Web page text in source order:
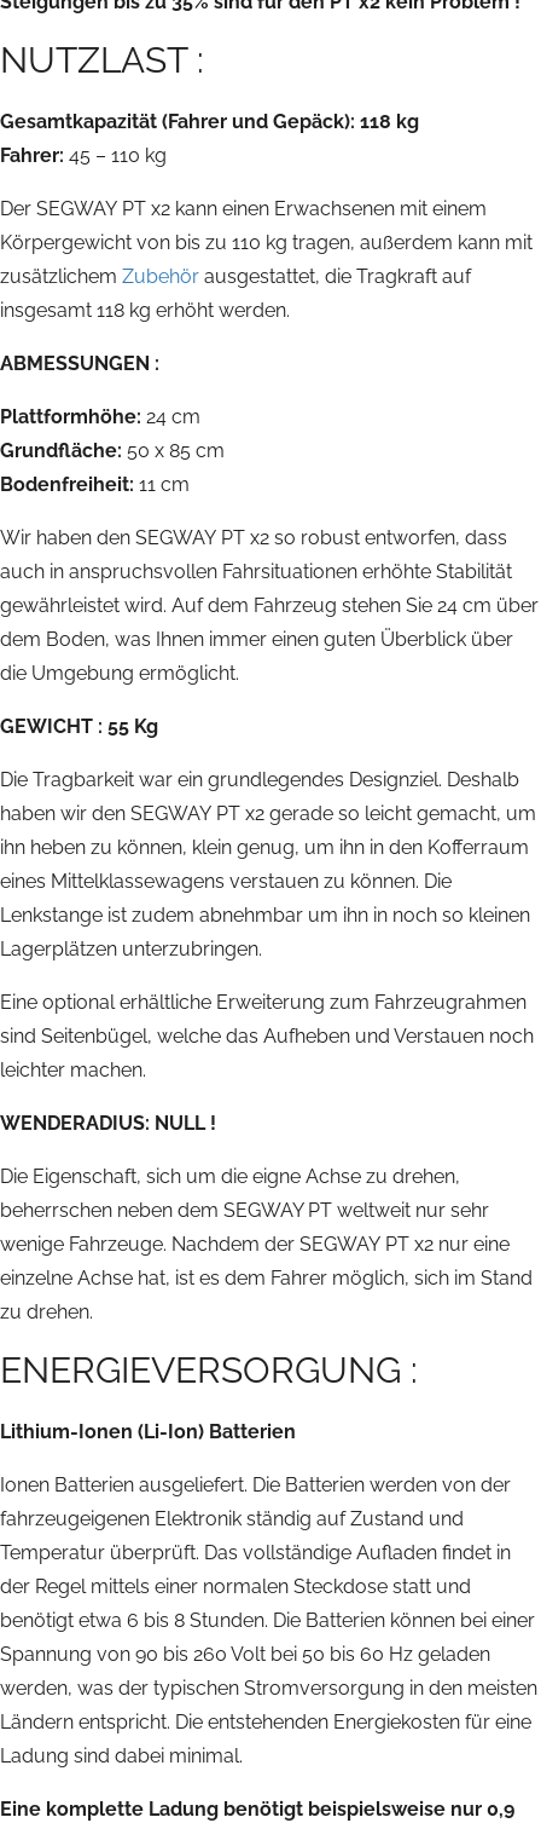
NUTZLAST :
Gesamtkapazität (Fahrer und Gepäck): 118 kg
Fahrer: 45 – 110 kg
Der SEGWAY PT x2 kann einen Erwachsenen mit einem
Körpergewicht von bis zu 110 kg tragen, außerdem kann mit
zusätzlichem Zubehör ausgestattet, die Tragkraft auf
insgesamt 118 kg erhöht werden.
ABMESSUNGEN :
Plattformhöhe: 24 cm
Grundfläche: 50 x 85 cm
Bodenfreiheit: 11 cm
Wir haben den SEGWAY PT x2 so robust entworfen, dass
auch in anspruchsvollen Fahrsituationen erhöhte Stabilität
gewährleistet wird. Auf dem Fahrzeug stehen Sie 24 cm über
dem Boden, was Ihnen immer einen guten Überblick über
die Umgebung ermöglicht.
GEWICHT : 55 Kg
Die Tragbarkeit war ein grundlegendes Designziel. Deshalb
haben wir den SEGWAY PT x2 gerade so leicht gemacht, um
ihn heben zu können, klein genug, um ihn in den Kofferraum
eines Mittelklassewagens verstauen zu können. Die
Lenkstange ist zudem abnehmbar um ihn in noch so kleinen
Lagerplätzen unterzubringen.
Eine optional erhältliche Erweiterung zum Fahrzeugrahmen
sind Seitenbügel, welche das Aufheben und Verstauen noch
leichter machen.
WENDERADIUS: NULL !
Die Eigenschaft, sich um die eigne Achse zu drehen,
beherrschen neben dem SEGWAY PT weltweit nur sehr
wenige Fahrzeuge. Nachdem der SEGWAY PT x2 nur eine
einzelne Achse hat, ist es dem Fahrer möglich, sich im Stand
zu drehen.
ENERGIEVERSORGUNG :
Lithium-Ionen (Li-Ion) Batterien
Ionen Batterien ausgeliefert. Die Batterien werden von der
fahrzeugeigenen Elektronik ständig auf Zustand und
Temperatur überprüft. Das vollständige Aufladen findet in
der Regel mittels einer normalen Steckdose statt und
benötigt etwa 6 bis 8 Stunden. Die Batterien können bei einer
Spannung von 90 bis 260 Volt bei 50 bis 60 Hz geladen
werden, was der typischen Stromversorgung in den meisten
Ländern entspricht. Die entstehenden Energiekosten für eine
Ladung sind dabei minimal.
Eine komplette Ladung benötigt beispielsweise nur 0,9